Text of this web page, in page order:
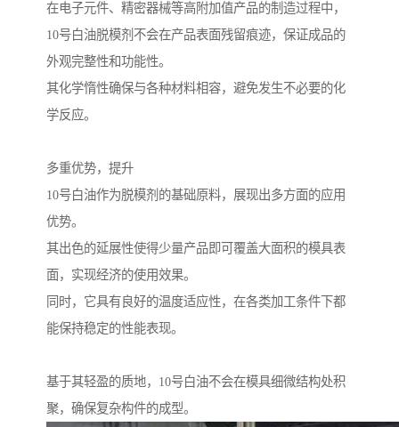
在电子元件、精密器械等高附加值产品的制造过程中，
10号白油脱模剂不会在产品表面残留痕迹，保证成品的
外观完整性和功能性。
其化学惰性确保与各种材料相容，避免发生不必要的化
学反应。
多重优势，提升
10号白油作为脱模剂的基础原料，展现出多方面的应用
优势。
其出色的延展性使得少量产品即可覆盖大面积的模具表
面，实现经济的使用效果。
同时，它具有良好的温度适应性，在各类加工条件下都
能保持稳定的性能表现。
基于其轻盈的质地，10号白油不会在模具细微结构处积
聚，确保复杂构件的成型。